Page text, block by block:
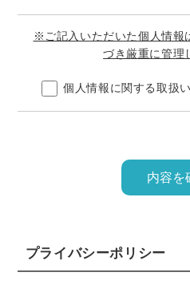
※ご記入いただいた個人情報
づき厳重に管理
個人情報に関する取扱
プライバシーポリシー